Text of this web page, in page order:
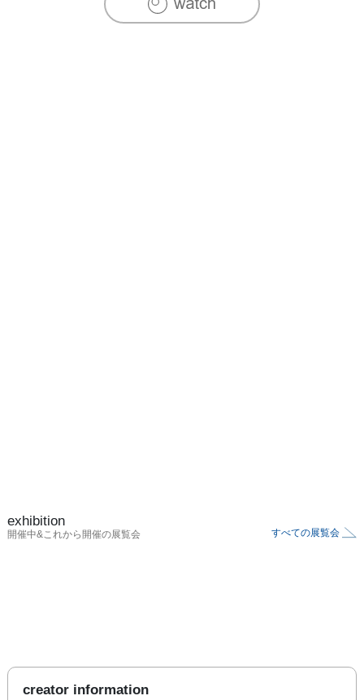
exhibition
開催中&これから開催の展覧会 すべての展覧会
creator information